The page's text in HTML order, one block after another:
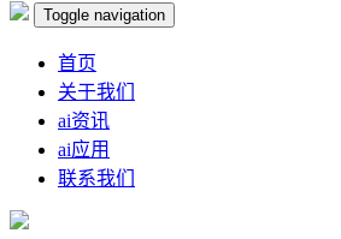
Toggle navigation
首页
关于我们
ai资讯
ai应用
联系我们